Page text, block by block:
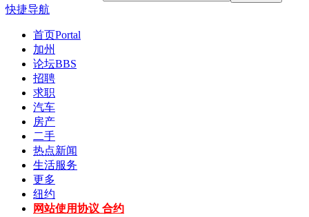
快捷导航
首页Portal
加州
论坛BBS
招聘
求职
汽车
房产
二手
热点新闻
生活服务
更多
纽约
网站使用协议 合约